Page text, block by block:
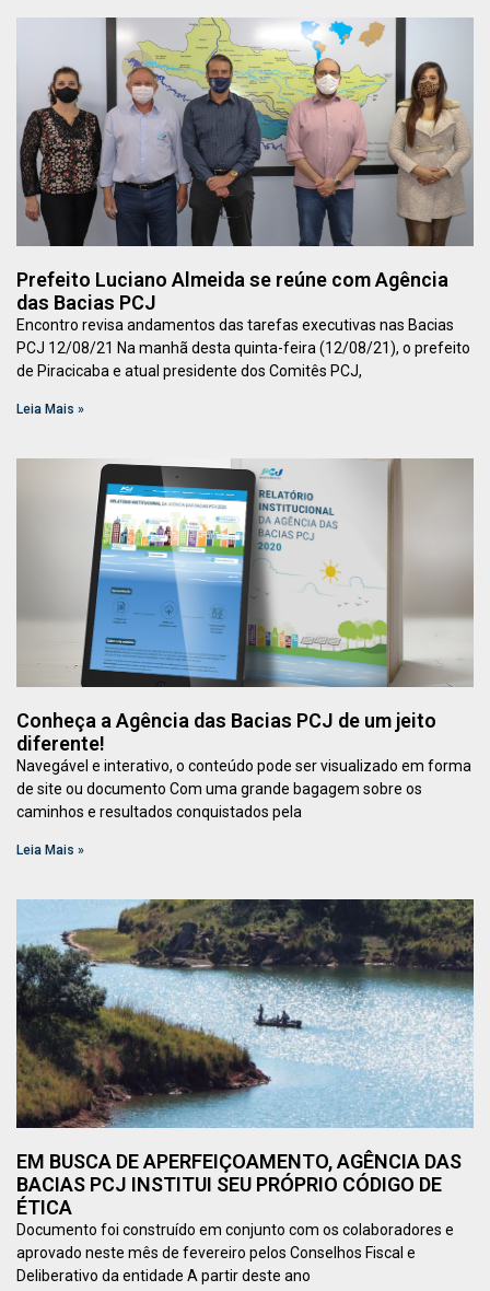
Prefeito Luciano Almeida se reúne com Agência
das Bacias PCJ
Encontro revisa andamentos das tarefas executivas nas Bacias
PCJ 12/08/21 Na manhã desta quinta-feira (12/08/21), o prefeito
de Piracicaba e atual presidente dos Comitês PCJ,
Leia Mais »
Conheça a Agência das Bacias PCJ de um jeito
diferente!
Navegável e interativo, o conteúdo pode ser visualizado em forma
de site ou documento Com uma grande bagagem sobre os
caminhos e resultados conquistados pela
Leia Mais »
EM BUSCA DE APERFEIÇOAMENTO, AGÊNCIA DAS
BACIAS PCJ INSTITUI SEU PRÓPRIO CÓDIGO DE
ÉTICA
Documento foi construído em conjunto com os colaboradores e
aprovado neste mês de fevereiro pelos Conselhos Fiscal e
Deliberativo da entidade A partir deste ano